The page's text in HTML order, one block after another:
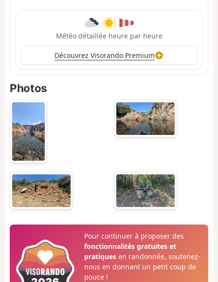
Météo détaillée heure par heure
Découvrez Visorando Premium
Photos
Pour continuer à proposer des
fonctionnalités gratuites et
pratiquesen randonnée, soutenez-
nous en donnant un petit coup de
pouce !